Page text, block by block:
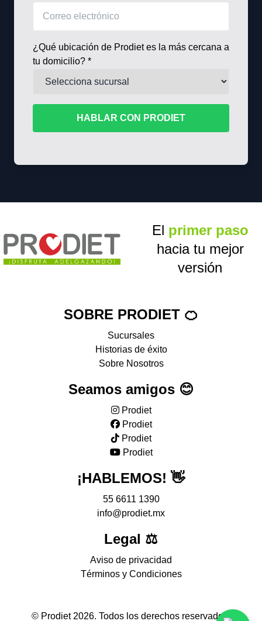
¿Qué ubicación de Prodiet es la más cercana a
tu domicilio? *
HABLAR CON PRODIET
El primer paso
hacia tu mejor
versión
SOBRE PRODIET 🍊
Sucursales
Historias de éxito
Sobre Nosotros
Seamos amigos 😊
Prodiet
Prodiet
Prodiet
Prodiet
¡HABLEMOS! 👋
55 6611 1390
info@prodiet.mx
Legal ⚖
Aviso de privacidad
Términos y Condiciones
© Prodiet 2026. Todos los derechos reservados.